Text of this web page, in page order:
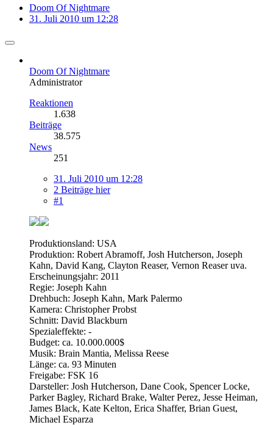
Doom Of Nightmare
31. Juli 2010 um 12:28
Doom Of Nightmare
Administrator
Reaktionen
1.638
Beiträge
38.575
News
251
31. Juli 2010 um 12:28
2 Beiträge hier
#1
Produktionsland: USA
Produktion: Robert Abramoff, Josh Hutcherson, Joseph
Kahn, David Kang, Clayton Reaser, Vernon Reaser uva.
Erscheinungsjahr: 2011
Regie: Joseph Kahn
Drehbuch: Joseph Kahn, Mark Palermo
Kamera: Christopher Probst
Schnitt: David Blackburn
Spezialeffekte: -
Budget: ca. 10.000.000$
Musik: Brain Mantia, Melissa Reese
Länge: ca. 93 Minuten
Freigabe: FSK 16
Darsteller: Josh Hutcherson, Dane Cook, Spencer Locke,
Parker Bagley, Richard Brake, Walter Perez, Jesse Heiman,
James Black, Kate Kelton, Erica Shaffer, Brian Guest,
Michael Esparza